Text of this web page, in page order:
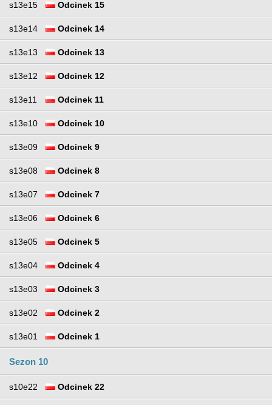
s13e15 Odcinek 15
s13e14 Odcinek 14
s13e13 Odcinek 13
s13e12 Odcinek 12
s13e11 Odcinek 11
s13e10 Odcinek 10
s13e09 Odcinek 9
s13e08 Odcinek 8
s13e07 Odcinek 7
s13e06 Odcinek 6
s13e05 Odcinek 5
s13e04 Odcinek 4
s13e03 Odcinek 3
s13e02 Odcinek 2
s13e01 Odcinek 1
Sezon 10
s10e22 Odcinek 22